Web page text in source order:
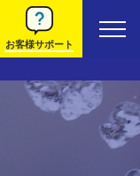
お客様サポート